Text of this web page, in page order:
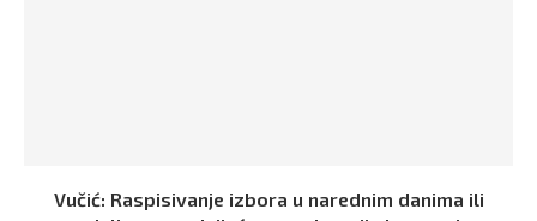
Vučić: Raspisivanje izbora u narednim danima ili